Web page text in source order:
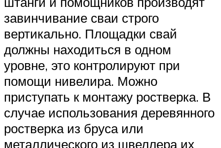
завинчивание сваи строго
вертикально. Площадки свай
должны находиться в одном
уровне, это контролируют при
помощи нивелира. Можно
приступать к монтажу ростверка. В
случае использования деревянного
ростверка из бруса или
металлического из швеллера их